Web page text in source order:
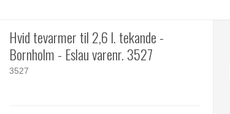
Hvid tevarmer til 2,6 l. tekande -
Bornholm - Eslau varenr. 3527
3527